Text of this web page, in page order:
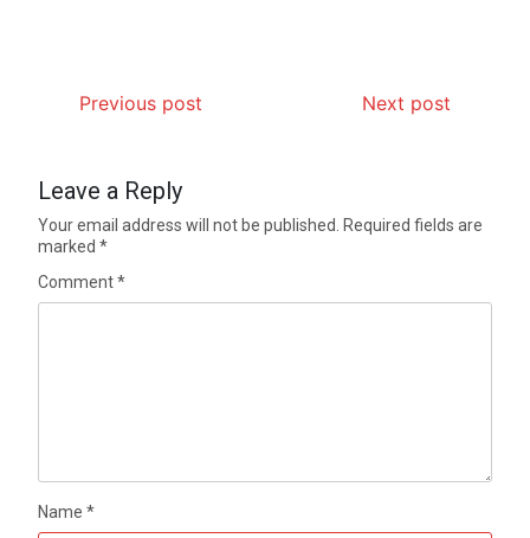
Previous post Next post
Leave a Reply
Your email address will not be published.
Required fields are
marked*
Comment*
Name*